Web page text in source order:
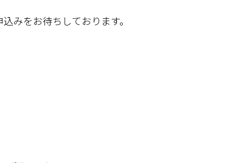
みをお待ちしております。